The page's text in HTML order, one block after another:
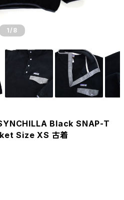
1 /8
Black SNAP-T
Size XS 古着